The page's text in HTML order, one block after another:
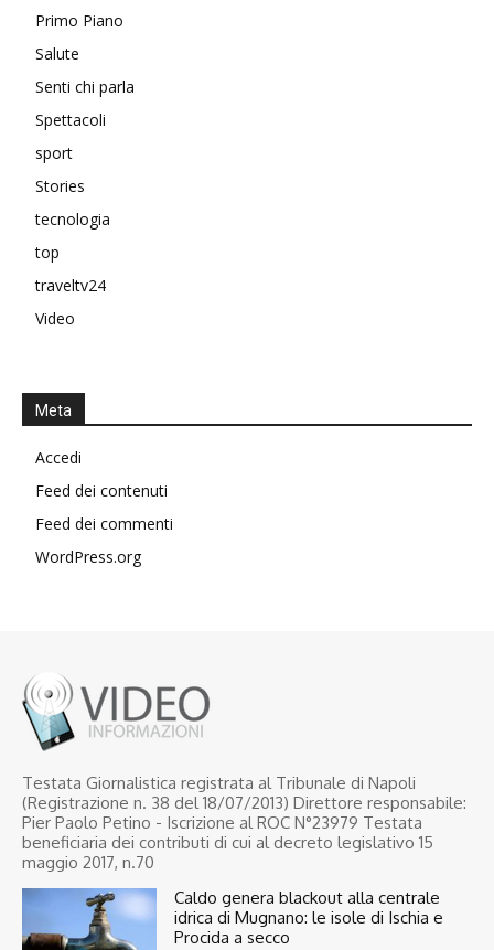
Primo Piano
Salute
Senti chi parla
Spettacoli
sport
Stories
tecnologia
top
traveltv24
Video
Meta
Accedi
Feed dei contenuti
Feed dei commenti
WordPress.org
Testata Giornalistica registrata al Tribunale di Napoli
(Registrazione n. 38 del 18/07/2013) Direttore responsabile:
Pier Paolo Petino - Iscrizione al ROC N°23979 Testata
beneficiaria dei contributi di cui al decreto legislativo 15
maggio 2017, n.70
Caldo genera blackout alla centrale
idrica di Mugnano: le isole di Ischia e
Procida a secco